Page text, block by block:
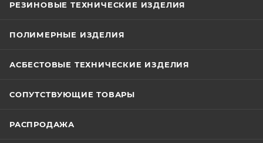
РЕЗИНОВЫЕ ТЕХНИЧЕСКИЕ ИЗДЕЛИЯ
ПОЛИМЕРНЫЕ ИЗДЕЛИЯ
АСБЕСТОВЫЕ ТЕХНИЧЕСКИЕ ИЗДЕЛИЯ
СОПУТСТВУЮЩИЕ ТОВАРЫ
РАСПРОДАЖА